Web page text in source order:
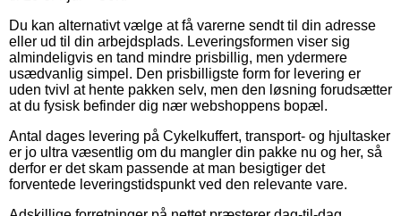
Du kan alternativt vælge at få varerne sendt til din adresse
eller ud til din arbejdsplads. Leveringsformen viser sig
almindeligvis en tand mindre prisbillig, men ydermere
usædvanlig simpel. Den prisbilligste form for levering er
uden tvivl at hente pakken selv, men den løsning forudsætter
at du fysisk befinder dig nær webshoppens bopæl.
Antal dages levering på Cykelkuffert, transport- og hjultasker
er jo ultra væsentlig om du mangler din pakke nu og her, så
derfor er det skam passende at man besigtiger det
forventede leveringstidspunkt ved den relevante vare.